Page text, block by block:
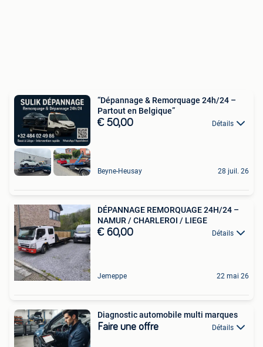
“Dépannage & Remorquage 24h/24 –
Partout en Belgique”
€ 50,00 Détails
Beyne-Heusay 28 juil. 26
DÉPANNAGE REMORQUAGE 24H/24 –
NAMUR / CHARLEROI / LIEGE
€ 60,00 Détails
Jemeppe 22 mai 26
Diagnostic automobile multi marques
Faire une offre Détails